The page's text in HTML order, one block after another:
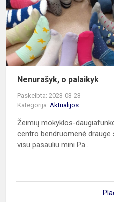
Pasaulinė
autizmo
supratimo
diena
Nenurašyk, o palaikyk
Paskelbta: 2023-03-23
Kategorija:Aktualijos
Žeimių mokyklos-
centro bendruomenė drauge
visu pasauliu mini Pa...